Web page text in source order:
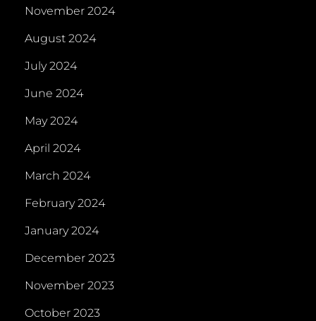
November 2024
August 2024
July 2024
June 2024
May 2024
April 2024
March 2024
February 2024
January 2024
December 2023
November 2023
October 2023